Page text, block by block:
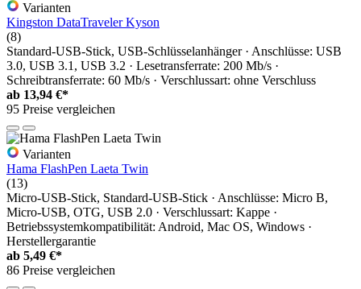
Varianten
Kingston DataTraveler Kyson
(8)
Standard-USB-Stick, USB-Schlüsselanhänger · Anschlüsse: USB
3.0, USB 3.1, USB 3.2 · Lesetransferrate: 200 Mb/s ·
Schreibtransferrate: 60 Mb/s · Verschlussart: ohne Verschluss
ab 13,94 €*
95 Preise vergleichen
Varianten
Hama FlashPen Laeta Twin
(13)
Micro-USB-Stick, Standard-USB-Stick · Anschlüsse: Micro B,
Micro-USB, OTG, USB 2.0 · Verschlussart: Kappe ·
Betriebssystemkompatibilität: Android, Mac OS, Windows ·
Herstellergarantie
ab 5,49 €*
86 Preise vergleichen